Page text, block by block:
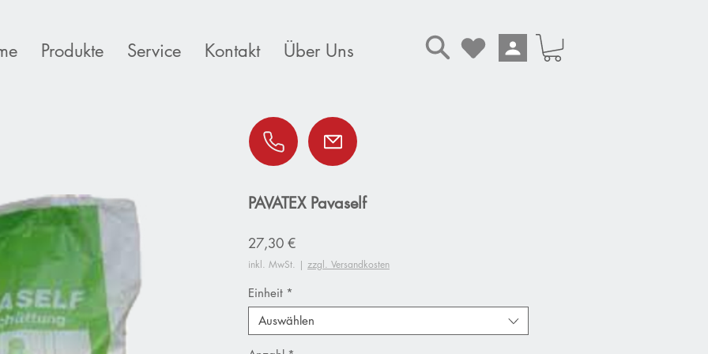
Produkte Service Kontakt Über Uns
PAVATEX Pavaself
27,30 €Preis
inkl. MwSt. | zzgl. Versandkosten
Einheit *
Auswählen